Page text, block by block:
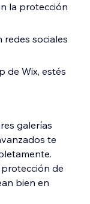
la protección
sociales
de Wix, estés
galerías
te
de
bien en